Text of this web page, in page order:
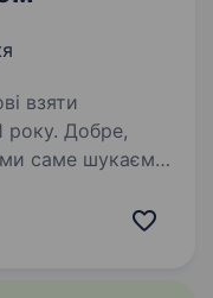
взяти
Добре,
саме шукаємо